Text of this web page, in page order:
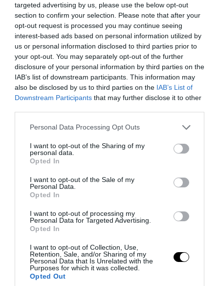
targeted advertising by us, please use the below opt-out
section to confirm your selection. Please note that after your
opt-out request is processed you may continue seeing
interest-based ads based on personal information utilized by
us or personal information disclosed to third parties prior to
your opt-out. You may separately opt-out of the further
disclosure of your personal information by third parties on the
IAB’s list of downstream participants. This information may
also be disclosed by us to third parties on the IAB’s List of
Downstream Participants that may further disclose it to other
Please note that this website/app uses one or more Google
not limited to your visit or usage behaviour. You may click to
grant or deny consent to Google and its third-party tags to
use your data for below specified purposes in below Google
consent section.
Personal Data Processing Opt Outs
I want to opt-out of the Sharing of my
personal data.
Opted In
I want to opt-out of the Sale of my
Personal Data.
Opted In
I want to opt-out of processing my
Personal Data for Targeted Advertising.
Opted In
I want to opt-out of Collection, Use,
Retention, Sale, and/or Sharing of my
Personal Data that Is Unrelated with the
Purposes for which it was collected.
Opted Out
Το μυστηριώδες γράμμα στις ετικέτες
των ρούχων που έχει συγκεκριμένη
σημασία
08.08.2026 | 19:07